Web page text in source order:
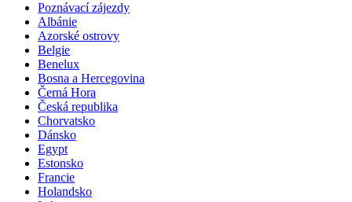
Poznávací zájezdy
Albánie
Azorské ostrovy
Belgie
Benelux
Bosna a Hercegovina
Černá Hora
Česká republika
Chorvatsko
Dánsko
Egypt
Estonsko
Francie
Holandsko